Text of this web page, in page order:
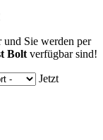
Sie werden per
Bolt verfügbar sind!
Jetzt